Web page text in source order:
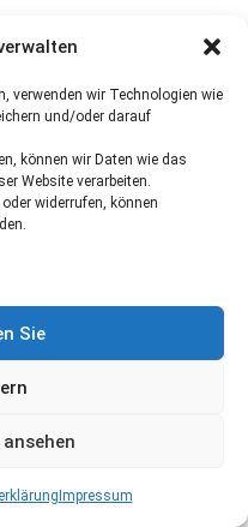
verwenden wir Technologien wie
und/oder darauf
können wir Daten wie das
Website verarbeiten.
widerrufen, können
Sie
Impressum